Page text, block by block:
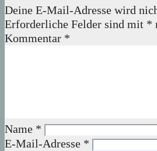
Deine E-Mail-Adresse wird
Erforderliche Felder sind mit *
Kommentar *
Name *
E-Mail-Adresse *